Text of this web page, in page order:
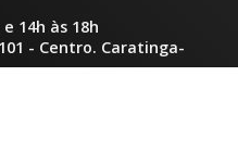
14h às 18h
- Centro. Caratinga-